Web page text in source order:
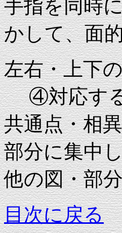
手指を同時
かして、面
左右・上下
④対応する
共通点・相
部分に集中
他の図・部
目次に戻る